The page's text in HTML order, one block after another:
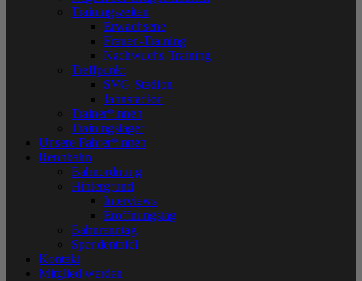
Trainingszeiten
Erwachsene
Frauen-Training
Nachwuchs-Training
Treffpunkt
SVG-Stadion
Jahnstadion
Trainer*innen
Trainingslager
Unsere Fahrer*innen
Rennbahn
Bahnordnung
Hintergrund
Interviews
Eröffnungstag
Bahnrenntag
Spendentafel
Kontakt
Mitglied werden